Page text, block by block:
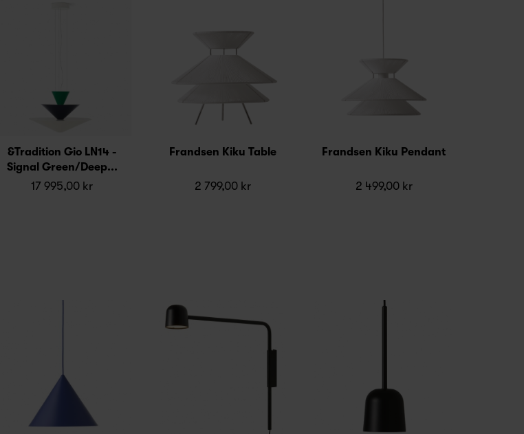
&Tradition Gio LN14 -
Signal Green/Deep...
17 995,00 kr
Frandsen Kiku Table
2 799,00 kr
Frandsen Kiku Pendant
2 499,00 kr